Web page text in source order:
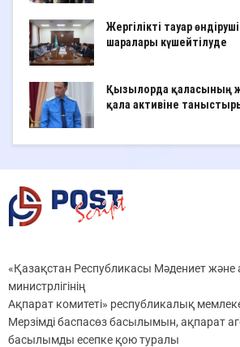
Жергілікті тауар
шаралары күшейтілуде
Қызылорда қаласының
қала активіне
«Қазақстан Республикасы Мәдениет және
министрлігінің
Ақпарат комитеті» республикалық
Мерзімді баспасөз басылымын, ақпарат
басылымды есепке қою туралы